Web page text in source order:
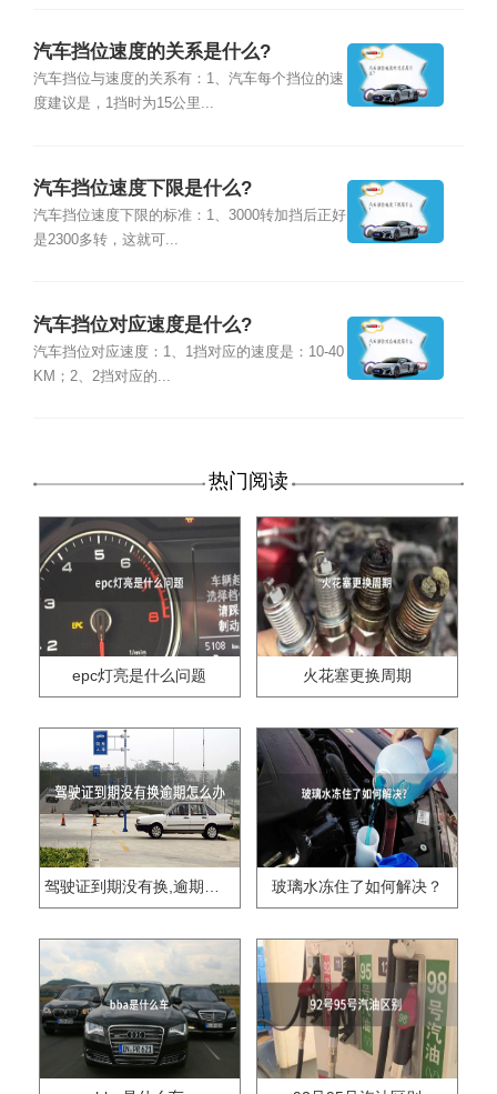
汽车挡位速度的关系是什么?
汽车挡位与速度的关系有：1、汽车每个挡位的速
度建议是，1挡时为15公里...
汽车挡位速度下限是什么?
汽车挡位速度下限的标准：1、3000转加挡后正好
是2300多转，这就可...
汽车挡位对应速度是什么?
汽车挡位对应速度：1、1挡对应的速度是：10-40
KM；2、2挡对应的...
热门阅读
epc灯亮是什么问题 火花塞更换周期
驾驶证到期没有换,逾期怎么办?? 玻璃水冻住了如何解决？